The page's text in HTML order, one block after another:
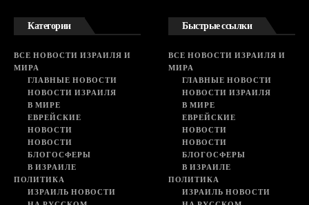
Категории
ВСЕ НОВОСТИ ИЗРАИЛЯ И
МИРА
ГЛАВНЫЕ НОВОСТИ
НОВОСТИ ИЗРАИЛЯ
В МИРЕ
ЕВРЕЙСКИЕ
НОВОСТИ
НОВОСТИ
БЛОГОСФЕРЫ
В ИЗРАИЛЕ
ПОЛИТИКА
ИЗРАИЛЬ НОВОСТИ
Быстрые ссылки
ВСЕ НОВОСТИ ИЗРАИЛЯ И
МИРА
ГЛАВНЫЕ НОВОСТИ
НОВОСТИ ИЗРАИЛЯ
В МИРЕ
ЕВРЕЙСКИЕ
НОВОСТИ
НОВОСТИ
БЛОГОСФЕРЫ
В ИЗРАИЛЕ
ПОЛИТИКА
ИЗРАИЛЬ НОВОСТИ